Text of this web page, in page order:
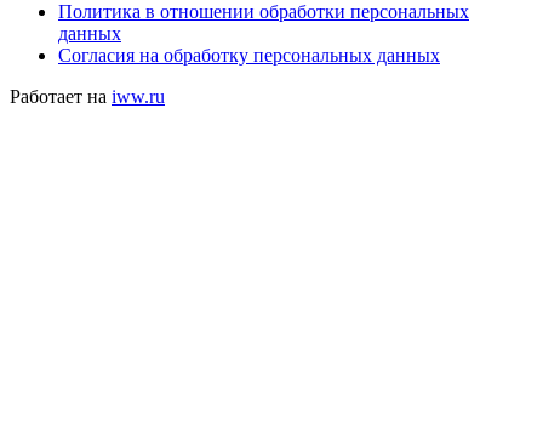
Политика в отношении обработки персональных
данных
Согласия на обработку персональных данных
Работает на iww.ru